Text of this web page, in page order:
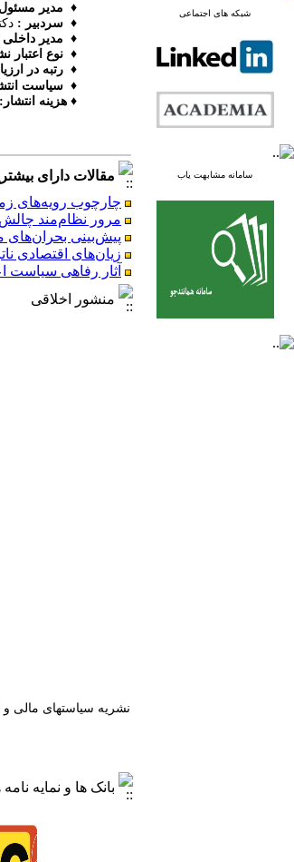
شبکه های اجتماعی
سامانه مشابهت یاب
♦ مدیر
♦ سردبیر :
♦ مدیر
♦ نوع اعتبار
♦ رتبه در ارزیابی
♦ سیاست
♦ هزینه انتشار:
مقالات دارای بیشترین
چارچوب رویه‌های
مرور نظام‌مند
پیش‌بینی بحران‌های
زیان‌های اقتصادی
آثار رفاهی سیاست
منشور اخلاقی
بانک ها و نمایه نامه